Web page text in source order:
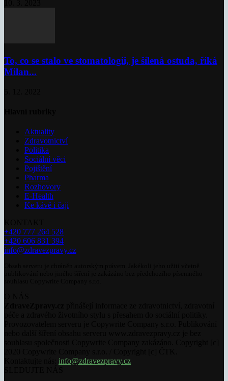
To, co se stalo ve stomatologii, je šílená ostuda, říká
Milan...
Aktuality
Zdravotnictví
Politika
Sociální věci
Pojištění
Pharma
Rozhovory
E-Health
Ke kávě i čaji
+420 777 264 528
+420 606 831 394
info@zdravezpravy.cz
info@zdravezpravy.cz